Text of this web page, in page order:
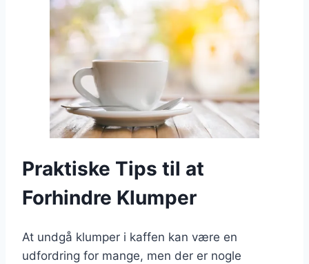
Praktiske Tips til at
Forhindre Klumper
At undgå klumper i kaffen kan være en
udfordring for mange, men der er nogle